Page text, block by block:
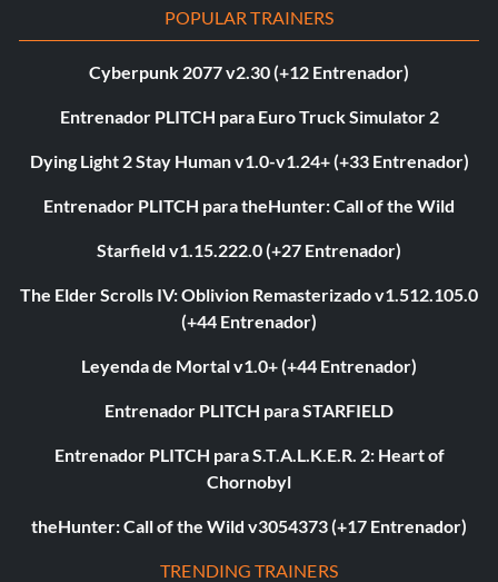
POPULAR TRAINERS
Cyberpunk 2077 v2.30 (+12 Entrenador)
Entrenador PLITCH para Euro Truck Simulator 2
Dying Light 2 Stay Human v1.0-v1.24+ (+33 Entrenador)
Entrenador PLITCH para theHunter: Call of the Wild
Starfield v1.15.222.0 (+27 Entrenador)
The Elder Scrolls IV: Oblivion Remasterizado v1.512.105.0
(+44 Entrenador)
Leyenda de Mortal v1.0+ (+44 Entrenador)
Entrenador PLITCH para STARFIELD
Entrenador PLITCH para S.T.A.L.K.E.R. 2: Heart of
Chornobyl
theHunter: Call of the Wild v3054373 (+17 Entrenador)
TRENDING TRAINERS